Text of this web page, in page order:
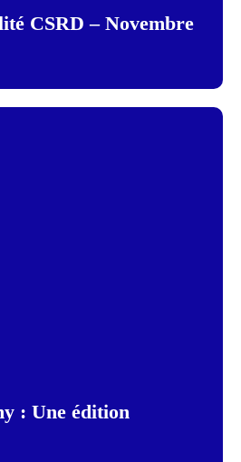
CSRD – Novembre
: Une édition